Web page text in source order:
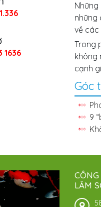
những
về các
Trong
không
cạnh
Góc
9
1636
LÂM